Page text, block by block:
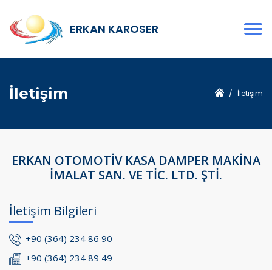
ERKAN KAROSER
İletişim İletişim
ERKAN OTOMOTİV KASA DAMPER MAKİNA
İMALAT SAN. VE TİC. LTD. ŞTİ.
İletişim Bilgileri
+90 (364) 234 86 90
+90 (364) 234 89 49